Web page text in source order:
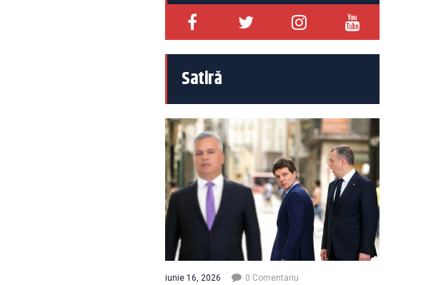
Satiră
iunie 16, 2026 0 Comentariu